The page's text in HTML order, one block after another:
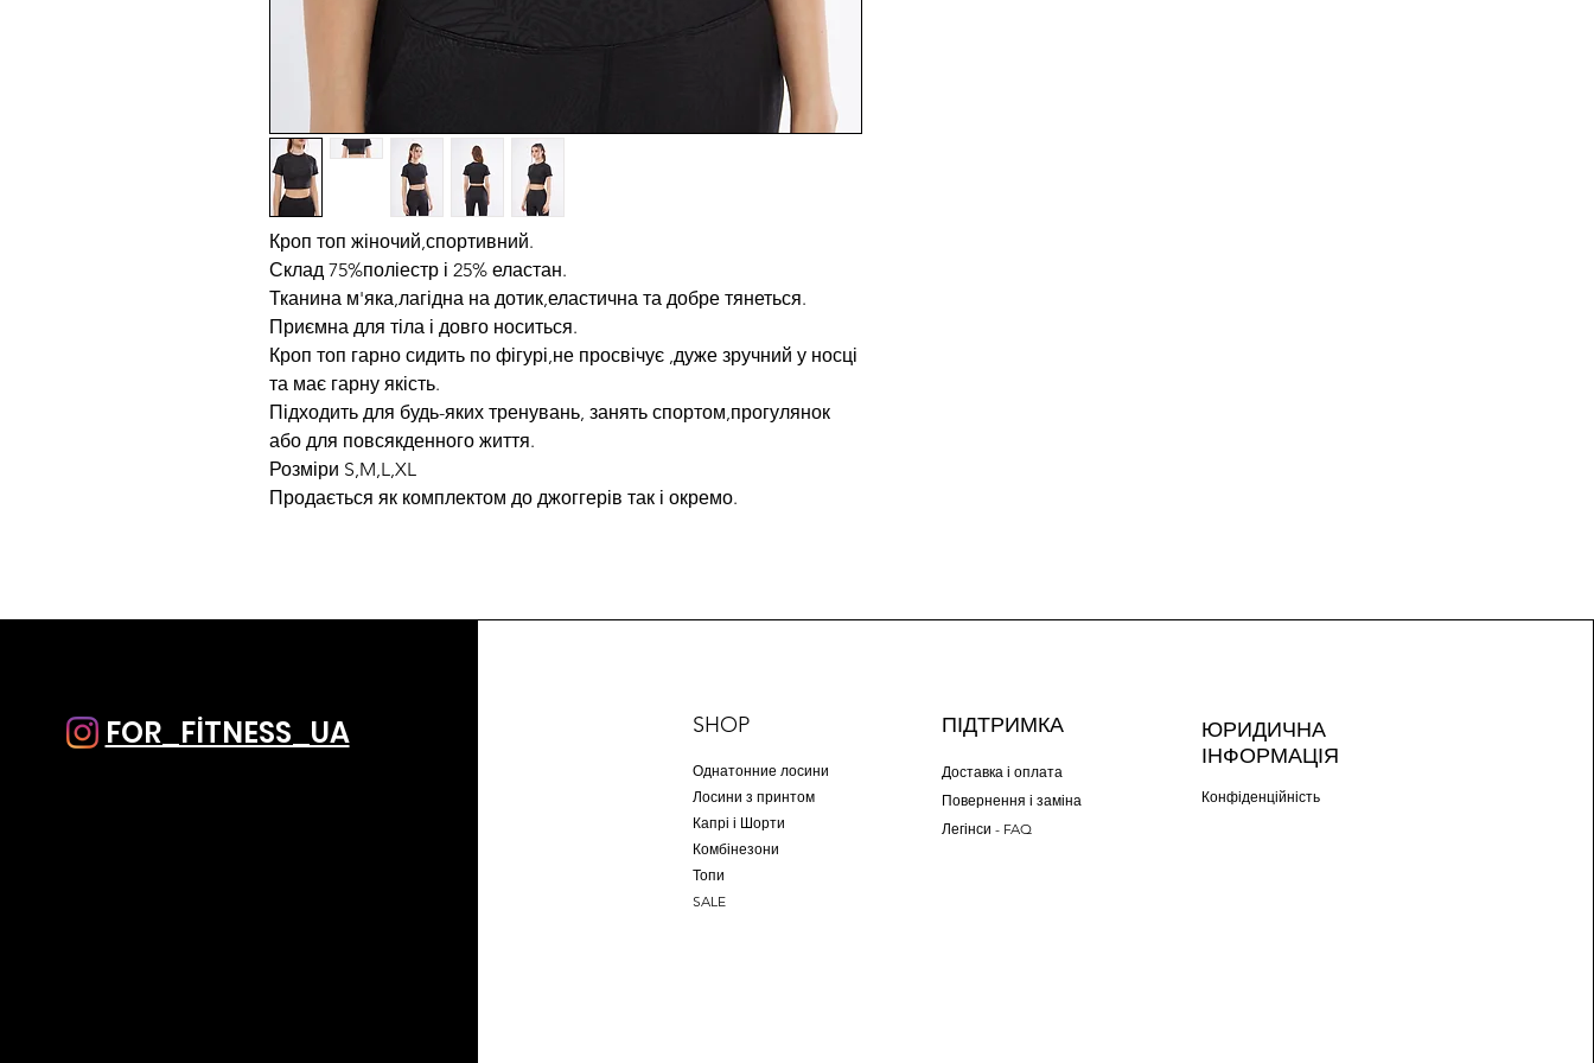
Кроп топ жіночий,спортивний.
Склад 75%поліестр і 25% еластан.
Тканина м'яка,лагідна на дотик,еластична та добре тянеться.
Приємна для тіла і довго носиться.
Кроп топ гарно сидить по фігурі,не просвічує ,дуже зручний у носці
та має гарну якість.
Підходить для будь-яких тренувань, занять спортом,прогулянок
або для повсякденного життя.
Розміри S,M,L,XL
Продається як комплектом до джоггерів так і окремо.
FOR_FİTNESS_UA SHOP
Однатонние лосини
Лосини з принтом
Капрі і Шорти
Комбінезони
Топи
SALE
ПІДТРИМКА
Доставка і оплата
Повернення і заміна
Легінси - FAQ
ЮРИДИЧНА
ІНФОРМАЦІЯ
Конфіденційність